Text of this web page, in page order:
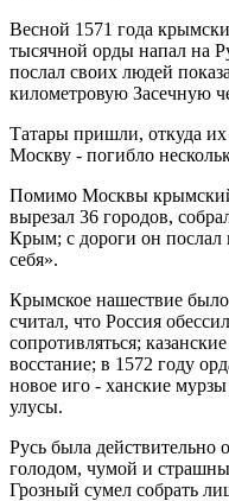
Весной 1571 года
тысячной орды напал на
послал своих людей
километровую Засечную
Татары пришли, откуда
Москву - погибло
Помимо Москвы крымский
вырезал 36 городов,
Крым; с дороги он
себя».
Крымское нашествие
считал, что Россия
сопротивляться;
восстание; в 1572 году
новое иго - ханские
улусы.
Русь была действительно
голодом, чумой и
Грозный сумел собрать